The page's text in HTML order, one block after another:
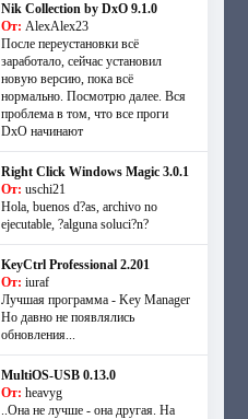
Nik Collection by DxO 9.1.0
От: AlexAlex23
После переустановки всё
заработало, сейчас установил
новую версию, пока всё
нормально. Посмотрю далее. Вся
проблема в том, что все проги
DxO начинают
Right Click Windows Magic 3.0.1
От: uschi21
Hola, buenos d?as, archivo no
ejecutable, ?alguna soluci?n?
KeyCtrl Professional 2.201
От: iuraf
Лучшая программа - Key Manager
Но давно не появлялись
обновления...
MultiOS-USB 0.13.0
От: heavyg
..Она не лучше - она другая. На